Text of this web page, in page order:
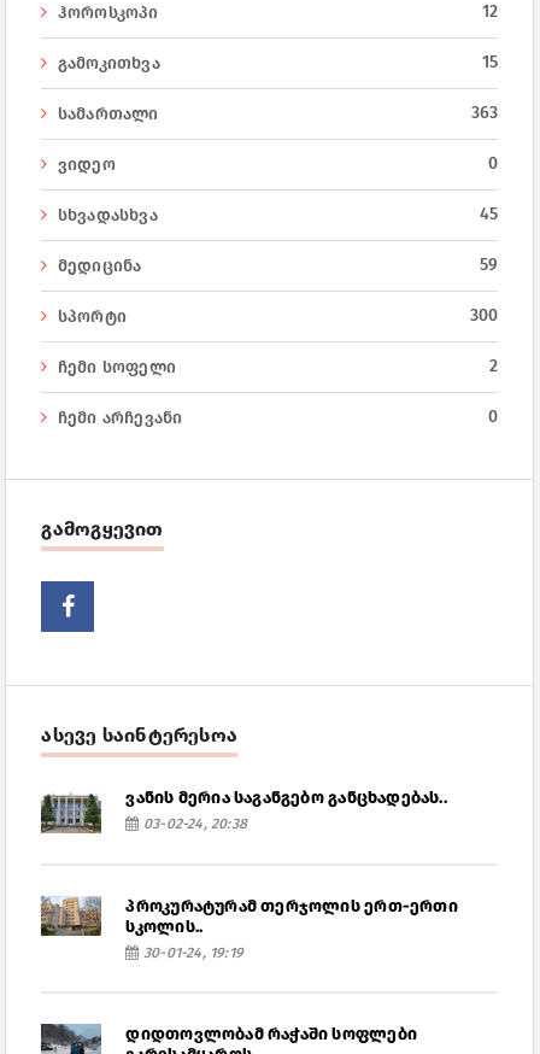
ჰოროსკოპი 12
გამოკითხვა 15
სამართალი 363
ვიდეო 0
სხვადასხვა 45
მედიცინა 59
სპორტი 300
ჩემი სოფელი 2
ჩემი არჩევანი 0
გამოგყევით
ასევე საინტერესოა
ვანის მერია საგანგებო განცხადებას..
03-02-24, 20:38
პროკურატურამ თერჯოლის ერთ-ერთი
სკოლის..
30-01-24, 19:19
დიდთოვლობამ რაჭაში სოფლები